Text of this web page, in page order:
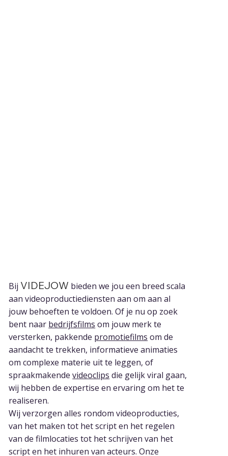
Bij VIDEJOW bieden we jou een breed scala
aan videoproductiediensten aan om aan al
jouw behoeften te voldoen. Of je nu op zoek
bent naar bedrijfsfilms om jouw merk te
versterken, pakkende promotiefilms om de
aandacht te trekken, informatieve animaties
om complexe materie uit te leggen, of
spraakmakendevideoclips die gelijk viral gaan,
wij hebben de expertise en ervaring om het te
realiseren.
Wij verzorgen alles rondom videoproducties,
van het maken tot het script en het regelen
van de filmlocaties tot het schrijven van het
script en het inhuren van acteurs. Onze